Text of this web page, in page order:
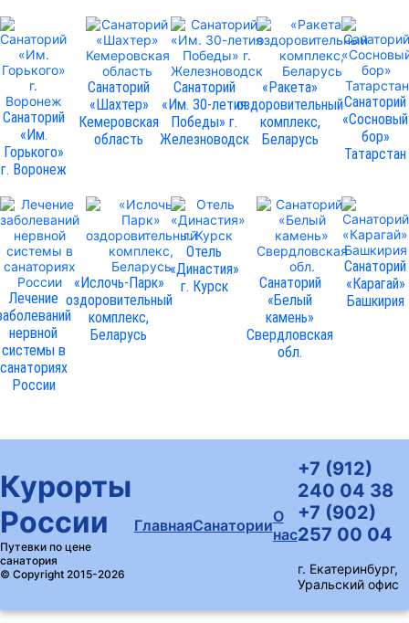
Санаторий
«Им.
Горького»
г. Воронеж
Санаторий
«Шахтер»
Кемеровская
область
Санаторий
«Им. 30-летия
Победы» г.
Железноводск
«Ракета»
оздоровительный
комплекс,
Беларусь
Санаторий
«Сосновый
бор»
Татарстан
Лечение
нервной
системы в
санаториях
России
«Ислочь-Парк»
оздоровительный
комплекс,
Беларусь
Отель
«Династия»
г. Курск
Санаторий
«Белый
камень»
Свердловская
обл.
Санаторий
«Карагай»
Башкирия
Курорты
России
Путевки по цене
санатория
© Copyright 2015-2026
ГлавнаяСанаторииО
нас
+7 (912)
240 04 38
+7 (902)
257 00 04
г. Екатеринбург,
Уральский офис